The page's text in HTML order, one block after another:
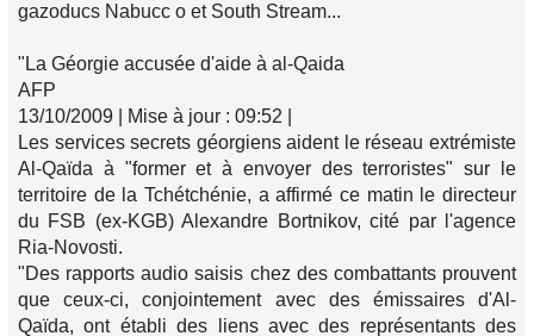
gazoducs Nabucc o et South Stream...
"La Géorgie accusée d'aide à al-Qaida
AFP
13/10/2009 | Mise à jour : 09:52 |
Les services secrets géorgiens aident le réseau extrémiste
Al-Qaïda à "former et à envoyer des terroristes" sur le
territoire de la Tchétchénie, a affirmé ce matin le directeur
du FSB (ex-KGB) Alexandre Bortnikov, cité par l'agence
Ria-Novosti.
"Des rapports audio saisis chez des combattants prouvent
que ceux-ci, conjointement avec des émissaires d'Al-
Qaïda, ont établi des liens avec des représentants des